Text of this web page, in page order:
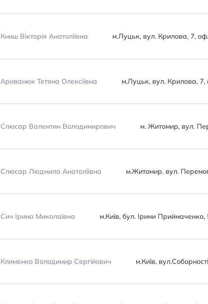
Книш Вікторія Анатоліївна м.Луцьк, вул. Крилова, 7,
Ариванюк Тетяна Олексіївна м.Луцьк, вул. Крилова, 7,
Слюсар Валентин Володимирович м. Житомир, вул.
Слюсар Людмила Анатоліївна м.Житомир. вул.
Сич Ірина Миколаївна м.Київ, бул. Ірини Приймаченко,
Клименко Володимир Сергійович м.Київ,